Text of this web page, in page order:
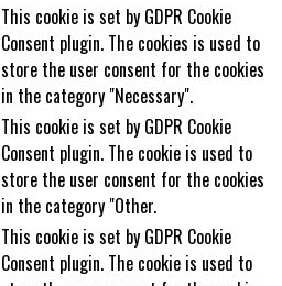
This cookie is set by GDPR Cookie
Consent plugin. The cookies is used to
store the user consent for the cookies
in the category "Necessary".
This cookie is set by GDPR Cookie
Consent plugin. The cookie is used to
store the user consent for the cookies
in the category "Other.
This cookie is set by GDPR Cookie
Consent plugin. The cookie is used to